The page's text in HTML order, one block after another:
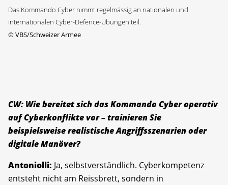
Das Kommando Cyber nimmt regelmässig an nationalen und
internationalen Cyber-Defence-Übungen teil.
©VBS/Schweizer Armee
CW: Wie bereitet sich das Kommando Cyber operativ
auf Cyberkonflikte vor – trainieren Sie
beispielsweise realistische Angriffsszenarien oder
digitale Manöver?
Antoniolli: Ja, selbstverständlich. Cyberkompetenz
entsteht nicht am Reissbrett, sondern in